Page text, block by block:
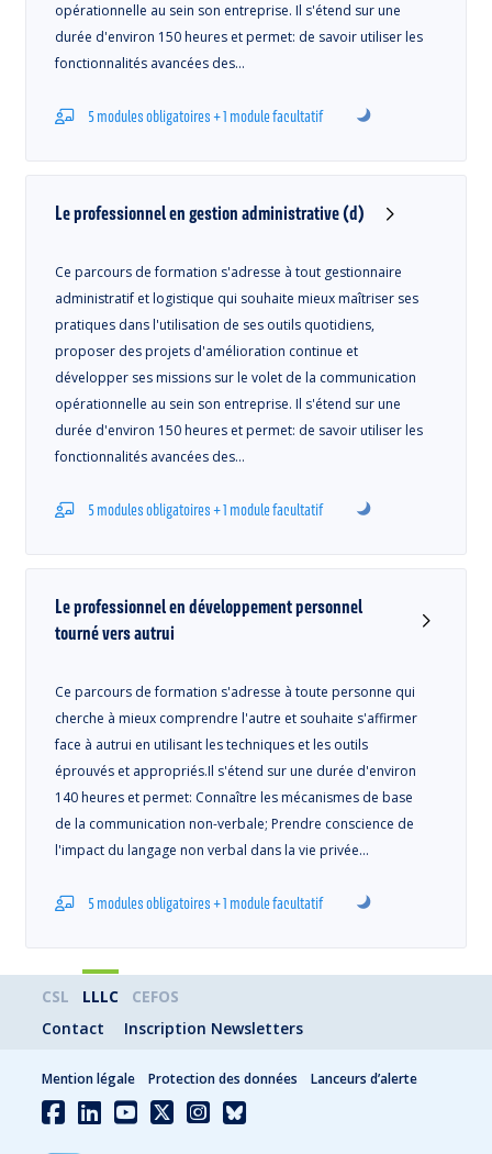
opérationnelle au sein son entreprise. Il s'étend sur une
durée d'environ 150 heures et permet: de savoir utiliser les
fonctionnalités avancées des…
5 modules obligatoires + 1 module facultatif
Le professionnel en gestion administrative (d)
Ce parcours de formation s'adresse à tout gestionnaire
administratif et logistique qui souhaite mieux maîtriser ses
pratiques dans l'utilisation de ses outils quotidiens,
proposer des projets d'amélioration continue et
développer ses missions sur le volet de la communication
opérationnelle au sein son entreprise. Il s'étend sur une
durée d'environ 150 heures et permet: de savoir utiliser les
fonctionnalités avancées des…
5 modules obligatoires + 1 module facultatif
Le professionnel en développement personnel
tourné vers autrui
Ce parcours de formation s'adresse à toute personne qui
cherche à mieux comprendre l'autre et souhaite s'affirmer
face à autrui en utilisant les techniques et les outils
éprouvés et appropriés.Il s'étend sur une durée d'environ
140 heures et permet: Connaître les mécanismes de base
de la communication non-verbale; Prendre conscience de
l'impact du langage non verbal dans la vie privée…
5 modules obligatoires + 1 module facultatif
CSL LLLC
CEFOS
Contact
Inscription Newsletters
Mention légale Protection des données Lanceurs d’alerte